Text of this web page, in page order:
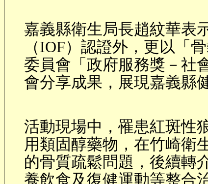
嘉義縣衛生局長趙紋華表
（IOF）認證外，更以「
委員會「政府服務獎－社
會分享成果，展現嘉義縣
活動現場中，罹患紅斑性
用類固醇藥物，在竹崎衛
的骨質疏鬆問題，後續轉
養飲食及復健運動等整合